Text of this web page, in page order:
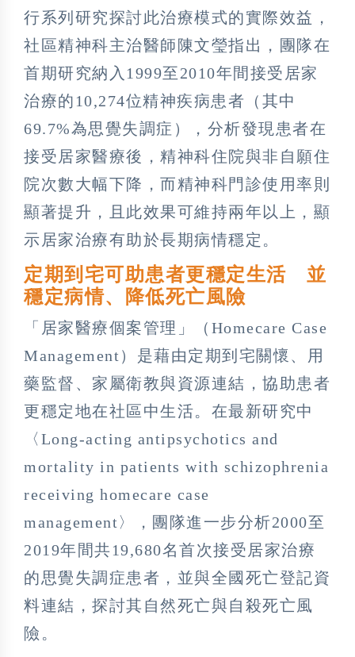
行系列研究探討此治療模式的實際效益，
社區精神科主治醫師陳文瑩指出，團隊在
首期研究納入1999至2010年間接受居家
治療的10,274位精神疾病患者（其中
69.7%為思覺失調症），分析發現患者在
接受居家醫療後，精神科住院與非自願住
院次數大幅下降，而精神科門診使用率則
顯著提升，且此效果可維持兩年以上，顯
示居家治療有助於長期病情穩定。
定期到宅可助患者更穩定生活 並
穩定病情、降低死亡風險
「居家醫療個案管理」（Homecare Case
Management）是藉由定期到宅關懷、用
藥監督、家屬衛教與資源連結，協助患者
更穩定地在社區中生活。在最新研究中
〈Long-acting antipsychotics and
mortality in patients with schizophrenia
receiving homecare case
management〉，團隊進一步分析2000至
2019年間共19,680名首次接受居家治療
的思覺失調症患者，並與全國死亡登記資
料連結，探討其自然死亡與自殺死亡風
險。